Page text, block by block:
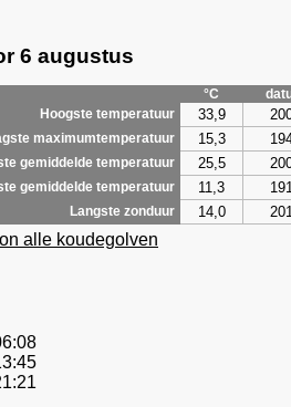
6 augustus
°C
Hoogste temperatuur
33,9
maximumtemperatuur 15,3
gemiddelde temperatuur 25,5
gemiddelde temperatuur 11,3
Langste zonduur 14,0
alle koudegolven